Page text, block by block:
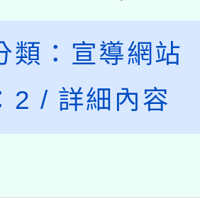
類： 宣導網站
2 / 詳細內容